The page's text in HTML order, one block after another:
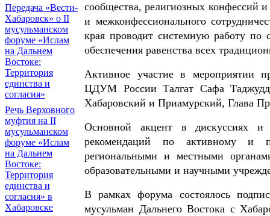
Передача «Вести-
Хабаровск» о II
мусульманском
форуме «Ислам
на Дальнем
Востоке:
Территория
единства и
согласия»
Речь Верховного
муфтия на II
мусульманском
форуме «Ислам
на Дальнем
Востоке:
Территория
единства и
согласия» в
Хабаровске
сообщества, религиозных конфессий
и межконфессионального
края проводит системную работу по
обеспечения равенства всех
Активное участие в мероприятии
ЦДУМ России Талгат Сафа
Хабаровский и Приамурский, Глава
Основной акцент в дискуссиях
рекомендаций по активному и
региональными и местными
образовательными и научными
В рамках форума состоялось
мусульман Дальнего Востока с